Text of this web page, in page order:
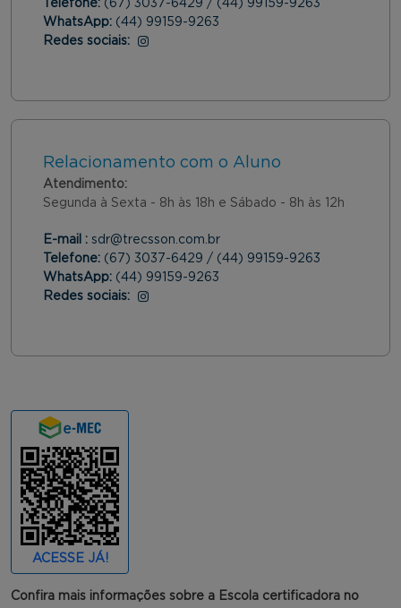
Telefone: (67) 3037-6429 / (44) 99159-9263
WhatsApp: (44) 99159-9263
Redes sociais:
Relacionamento com o Aluno
Atendimento:
Segunda à Sexta - 8h às 18h e Sábado - 8h às 12h
E-mail : sdr@trecsson.com.br
Telefone: (67) 3037-6429 / (44) 99159-9263
WhatsApp: (44) 99159-9263
Redes sociais:
ACESSE JÁ!
Confira mais informações sobre a Escola certificadora no